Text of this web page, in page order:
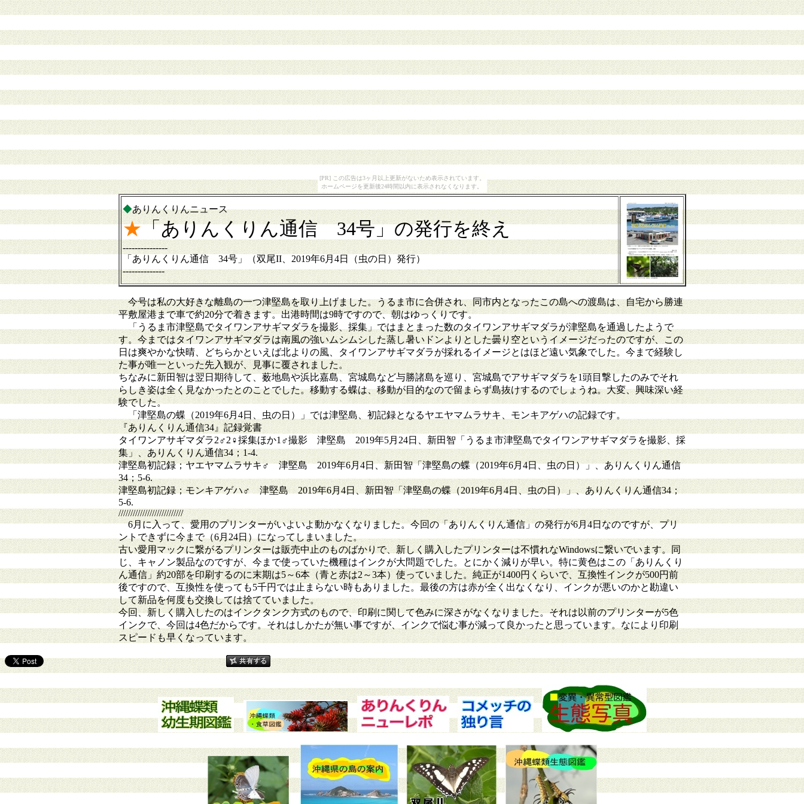
[PR] この広告は3ヶ月以上更新がないため表示されています。
ホームページを更新後24時間以内に表示されなくなります。
◆ありんくりんニュース
★「ありんくりん通信 34号」の発行を終え
---------------
「ありんくりん通信 34号」（双尾II、2019年6月4日（虫の日）発行）
--------------
今号は私の大好きな離島の一つ津堅島を取り上げました。うるま市に合併され、同市内となったこの島への渡島は、自宅から勝連
平敷屋港まで車で約20分で着きます。出港時間は9時ですので、朝はゆっくりです。
「うるま市津堅島でタイワンアサギマダラを撮影、採集」ではまとまった数のタイワンアサギマダラが津堅島を通過したようで
す。今まではタイワンアサギマダラは南風の強いムシムシした蒸し暑いドンよりとした曇り空というイメージだったのですが、この
日は爽やかな快晴、どちらかといえば北よりの風、タイワンアサギマダラが採れるイメージとはほど遠い気象でした。今まで経験し
た事が唯一といった先入観が、見事に覆されました。
ちなみに新田智は翌日期待して、薮地島や浜比嘉島、宮城島など与勝諸島を巡り、宮城島でアサギマダラを1頭目撃したのみでそれ
らしき姿は全く見なかったとのことでした。移動する蝶は、移動が目的なので留まらず島抜けするのでしょうね。大変、興味深い経
験でした。
「津堅島の蝶（2019年6月4日、虫の日）」では津堅島、初記録となるヤエヤマムラサキ、モンキアゲハの記録です。
『ありんくりん通信34』記録覚書
タイワンアサギマダラ2♂2♀採集ほか1♂撮影 津堅島 2019年5月24日、新田智「うるま市津堅島でタイワンアサギマダラを撮影、採
集」、ありんくりん通信34；1-4.
津堅島初記録；ヤエヤマムラサキ♂ 津堅島 2019年6月4日、新田智「津堅島の蝶（2019年6月4日、虫の日）」、ありんくりん通信
34；5-6.
津堅島初記録；モンキアゲハ♂ 津堅島 2019年6月4日、新田智「津堅島の蝶（2019年6月4日、虫の日）」、ありんくりん通信34；
5-6.
///////////////////////////
6月に入って、愛用のプリンターがいよいよ動かなくなりました。今回の「ありんくりん通信」の発行が6月4日なのですが、プリ
ントできずに今まで（6月24日）になってしまいました。
古い愛用マックに繋がるプリンターは販売中止のものばかりで、新しく購入したプリンターは不慣れなWindowsに繋いでいます。同
じ、キャノン製品なのですが、今まで使っていた機種はインクが大問題でした。とにかく減りが早い。特に黄色はこの「ありんくり
ん通信」約20部を印刷するのに末期は5～6本（青と赤は2～3本）使っていました。純正が1400円くらいで、互換性インクが500円前
後ですので、互換性を使っても5千円では止まらない時もありました。最後の方は赤が全く出なくなり、インクが悪いのかと勘違い
して新品を何度も交換しては捨てていました。
今回、新しく購入したのはインクタンク方式のもので、印刷に関して色みに深さがなくなりました。それは以前のプリンターが5色
インクで、今回は4色だからです。それはしかたが無い事ですが、インクで悩む事が減って良かったと思っています。なにより印刷
スピードも早くなっています。